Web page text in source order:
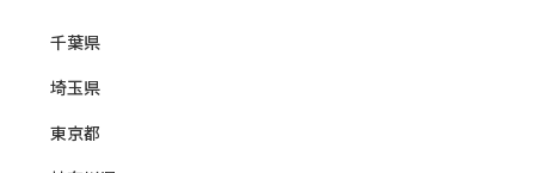
千葉県
埼玉県
東京都